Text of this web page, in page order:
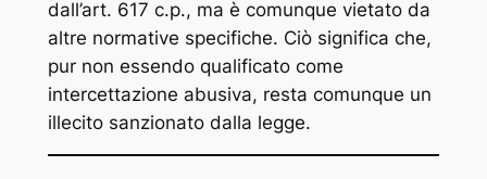
dall’art. 617 c.p., ma è comunque vietato da
altre normative specifiche. Ciò significa che,
pur non essendo qualificato come
intercettazione abusiva, resta comunque un
illecito sanzionato dalla legge.